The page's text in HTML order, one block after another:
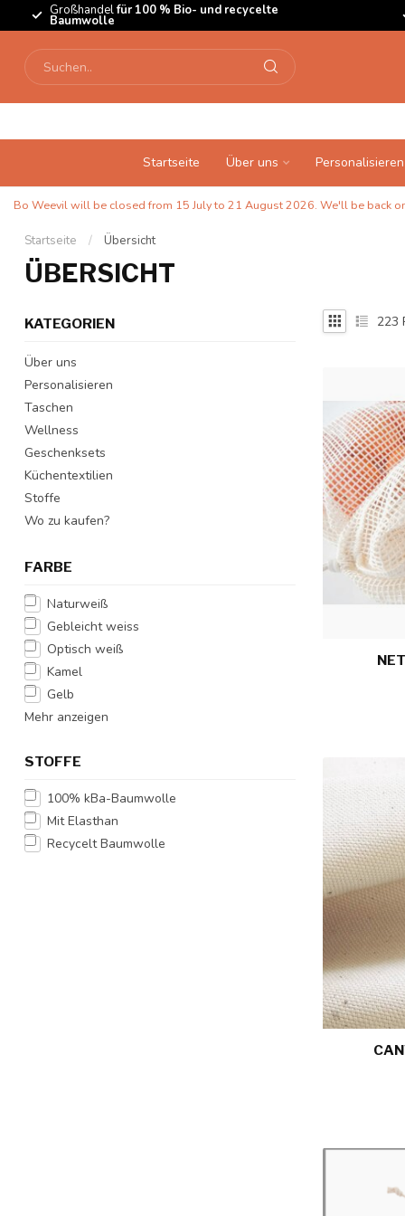
Großhandelfür 100 % Bio- und recycelte
Baumwolle
Startseite Über uns Personalisieren
Bo Weevil will be closed from 15 July to 21 August 2026. We'll be back
Startseite / Übersicht
ÜBERSICHT
KATEGORIEN
Über uns
Personalisieren
Taschen
Wellness
Geschenksets
Küchentextilien
Stoffe
Wo zu kaufen?
FARBE
Naturweiß
Gebleicht weiss
Optisch weiß
Kamel
Gelb
Mehr anzeigen
STOFFE
100% kBa-Baumwolle
Mit Elasthan
Recycelt Baumwolle
223